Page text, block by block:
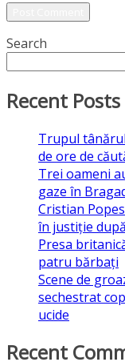
Search
Recent Posts
Trupul
de ore de
Trei oameni
gaze în
Cristian
în justiție
Presa
patru bărbați
Scene de
sechestrat
ucide
Recent